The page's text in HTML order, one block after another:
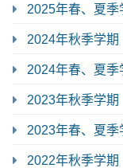
2025年春、夏季
2024年秋季学期
2024年春、夏季
2023年秋季学期
2023年春、夏季
2022年秋季学期